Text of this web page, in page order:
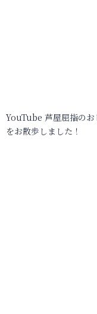
YouTube 芦屋屈指のお
をお散歩しました！